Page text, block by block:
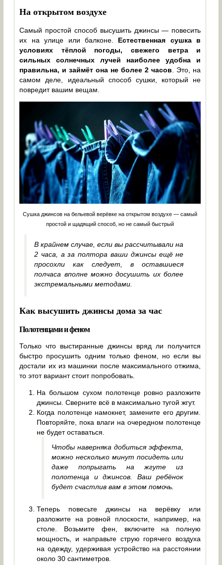
На открытом воздухе
Самый простой способ высушить джинсы — повесить
их на улице или балконе. Естественная сушка в
условиях тёплой погоды, свежего ветра и
сильных солнечных лучей наиболее удобна и
правильна, и займёт она не более 2 часов . Это, на
самом деле, идеальный способ сушки, который не
повредит вашим вещам.
Сушка джинсов на бельевой верёвке на открытом воздухе — самый
простой и щадящий способ, но не самый быстрый
В крайнем случае, если вы рассчитывали на
2 часа, а за полтора ваши джинсы ещё не
просохли как следует, в оставшиеся
полчаса вполне можно досушить их более
экстремальными методами.
Как высушить джинсы дома за час
Полотенцами и феном
Только что выстиранные джинсы вряд ли получится
быстро просушить одним только феном, но если вы
достали их из машинки после максимального отжима,
то этот вариант стоит попробовать.
На большом сухом полотенце ровно разложите
джинсы. Сверните всё в максимально тугой жгут.
Когда полотенце намокнет, замените его другим.
Повторяйте, пока влаги на очередном полотенце
не будет оставаться.
Чтобы наверняка добиться эффекта,
можно несколько минут посидеть или
даже попрыгать на жгуте из
полотенца и джинсов. Ваш ребёнок
будет счастлив вам в этом помочь.
Теперь повесьте джинсы на верёвку или
разложите на ровной плоскости, например, на
столе. Возьмите фен, включите на полную
мощность, и направьте струю горячего воздуха
на одежду, удерживая устройство на расстоянии
около 30 сантиметров.